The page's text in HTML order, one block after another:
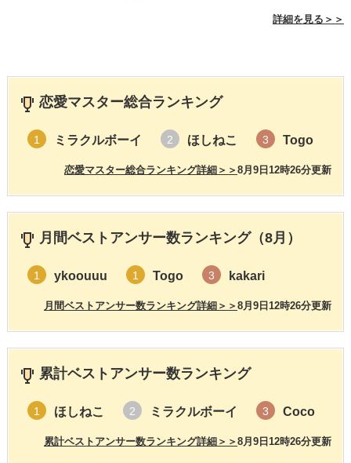
詳細を見る＞＞
恋愛マスター総合ランキング
1 ミラクルボーイ 2 ほしねこ 3 Togo
8月9日12時26分更新
恋愛マスター総合ランキング詳細＞＞
月間ベストアンサー数ランキング（8月）
1 ykoouuu 1 Togo 3 kakari
8月9日12時26分更新
月間ベストアンサー数ランキング詳細＞＞
累計ベストアンサー数ランキング
1 ほしねこ 2 ミラクルボーイ 3 Coco
8月9日12時26分更新
累計ベストアンサー数ランキング詳細＞＞